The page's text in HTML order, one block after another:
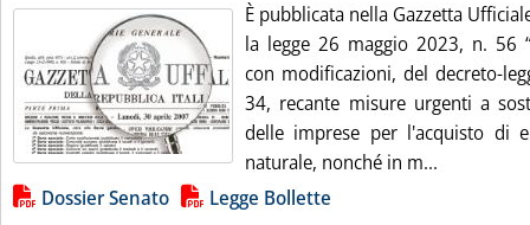
È pubblicata nella Gazzetta
la legge 26 maggio 2023, n. 56
con modificazioni, del decreto-
34, recante misure urgenti a
delle imprese per l'acquisto di
naturale, nonché in m...
Lista allegati PDF alla notizia
Dossier Senato Legge Bollette